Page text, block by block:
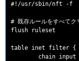
#!/usr/sbin/nft -f
# 既存ルールをすべてク
flush ruleset
table inet filter {
chain input